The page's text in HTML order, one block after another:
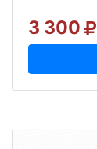
3 300